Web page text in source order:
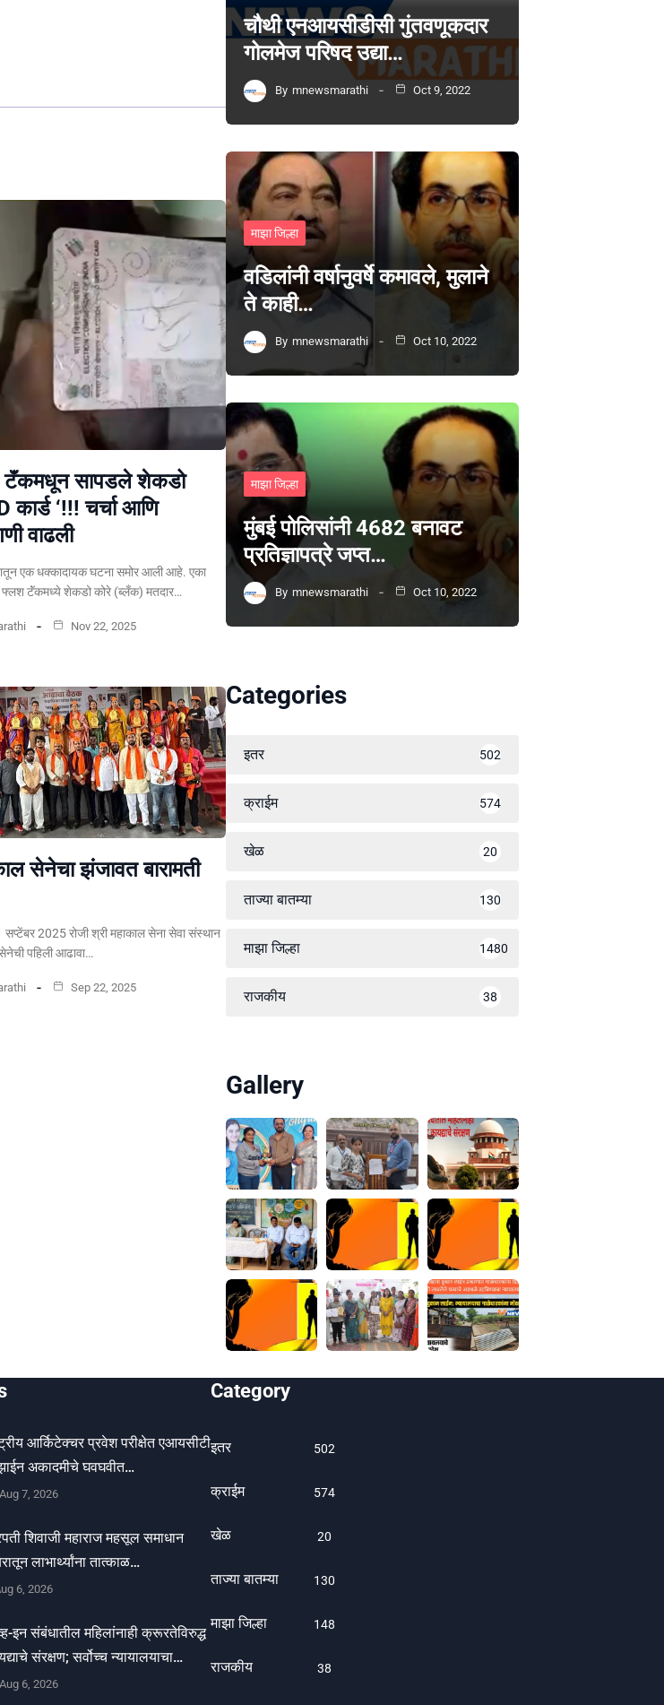
टॅंकमधून सापडले शेकडो
कार्ड ‘!!! चर्चा आणि
वाढली
एक धक्कादायक घटना समोर आली आहे. एका
फ्लश टॅंकमध्ये शेकडो कोरे (ब्लँक) मतदार…
Nov 22, 2025
सेनेचा झंजावत बारामती
सप्टेंबर 2025 रोजी श्री महाकाल सेना सेवा संस्थान
सेनेची पहिली आढावा…
Sep 22, 2025
चौथी एनआयसीडीसी गुंतवणूकदार
गोलमेज परिषद उद्या…
By mnewsmarathi Oct 9, 2022
माझा जिल्हा
वडिलांनी वर्षानुवर्षे कमावले, मुलाने
ते काही…
By mnewsmarathi Oct 10, 2022
माझा जिल्हा
मुंबई पोलिसांनी 4682 बनावट
प्रतिज्ञापत्रे जप्त…
By mnewsmarathi Oct 10, 2022
Categories
इतर 502
क्राईम 574
खेळ 20
ताज्या बातम्या 130
माझा जिल्हा 1480
राजकीय 38
Gallery
आर्किटेक्चर प्रवेश परीक्षेत एआयसीटी
अकादमीचे घवघवीत…
Aug 7, 2026
शिवाजी महाराज महसूल समाधान
लाभार्थ्यांना तात्काळ…
6, 2026
इन संबंधातील महिलांनाही क्रूरतेविरुद्ध
संरक्षण; सर्वोच्च न्यायालयाचा…
Aug 6, 2026
Category
इतर 502
क्राईम 574
खेळ 20
ताज्या बातम्या 130
माझा जिल्हा 1480
राजकीय 38